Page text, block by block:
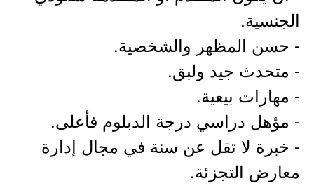
الجنسية.
- حسن المظهر والشخصية.
- متحدث جيد ولبق.
- مهارات بيعية.
- مؤهل دراسي درجة الدبلوم فأعلى.
- خبرة لا تقل عن سنة في مجال إدارة
معارض التجزئة.